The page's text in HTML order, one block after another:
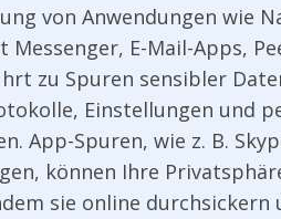
von Anwendungen wie
Messenger, E-Mail-Apps,
zu Spuren sensibler
Einstellungen und
App-Spuren, wie z. B.
können Ihre
sie online durchsickern